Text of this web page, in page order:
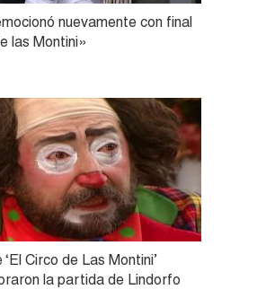
nuevamente con final
las Montini»
Circo de Las Montini’
la partida de Lindorfo